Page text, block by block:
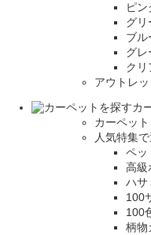
ピ
グリ
ブル
グレ
クリ
アウトレッ
カ
カーペッ
人気特集
ペッ
高級
ハサ
100
100
柄物